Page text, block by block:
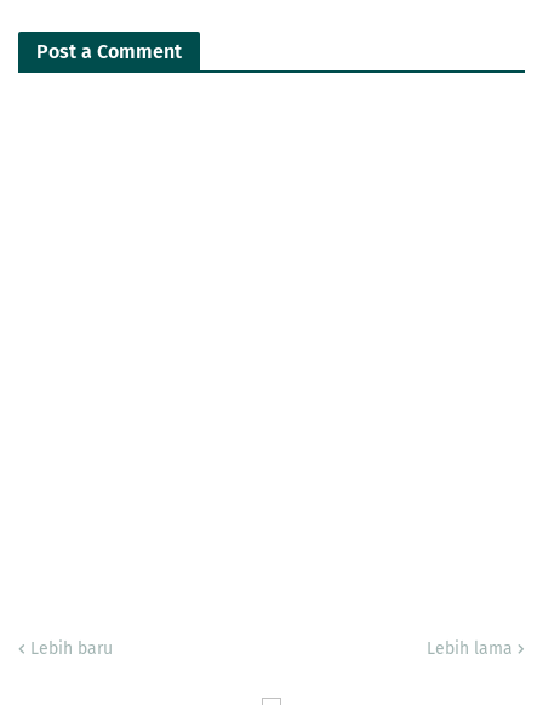
Post a Comment
Lebih baru Lebih lama